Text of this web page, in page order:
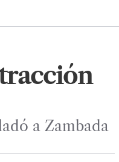
a Zambada